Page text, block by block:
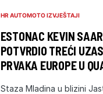
HR AUTOMOTO IZVJEŠTAJI
ESTONAC KEVIN
POTVRDIO TREĆI
PRVAKA EUROPE U
Staza Mladina u blizini